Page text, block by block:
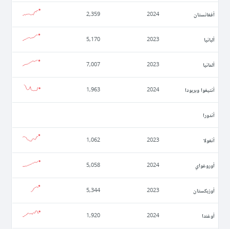
أفغانستان 2024
2,359
ألبانيا 2023
5,170
ألمانيا 2023
7,007
أنتيغوا وبربودا 2024
1,963
أندورا
أنغولا 2023
1,062
أوروغواي 2024
5,058
أوزبكستان 2023
5,344
أوغندا 2024
1,920